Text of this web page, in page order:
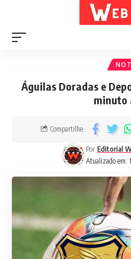
Águilas Doradas e
minuto
Atualizado em:
Por Editorial
Compartilhe